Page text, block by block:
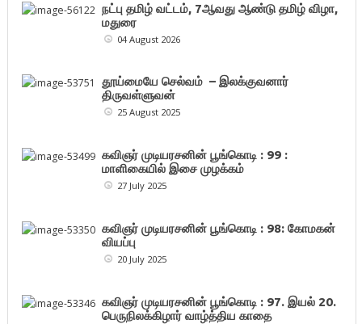
நட்பு தமிழ் வட்டம், 7ஆவது ஆண்டு தமிழ் விழா,
மதுரை
04 August 2026
தூய்மையே செல்வம் – இலக்குவனார்
திருவள்ளுவன்
25 August 2025
கவிஞர் முடியரசனின் பூங்கொடி : 99 :
மாளிகையில் இசை முழக்கம்
27 July 2025
கவிஞர் முடியரசனின் பூங்கொடி : 98: கோமகன்
வியப்பு
20 July 2025
கவிஞர் முடியரசனின் பூங்கொடி : 97. இயல் 20.
பெருநிலக்கிழார் வாழ்த்திய காதை